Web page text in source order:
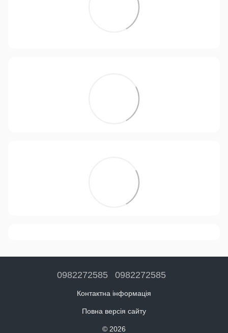
0982272585 0982272585
Контактна інформація
Повна версія сайту
© 2026